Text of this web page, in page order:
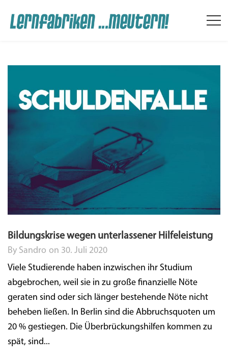
Archives
Bildungskrise wegen unterlassener Hilfeleistung
By Sandro on 30. Juli 2020
Viele Studierende haben inzwischen ihr Studium
abgebrochen, weil sie in zu große finanzielle Nöte
geraten sind oder sich länger bestehende Nöte nicht
beheben ließen. In Berlin sind die Abbruchsquoten um
20 % gestiegen. Die Überbrückungshilfen kommen zu
spät, sind...